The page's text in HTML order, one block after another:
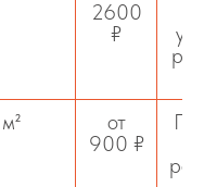
2600
₽
м²
от
900 ₽